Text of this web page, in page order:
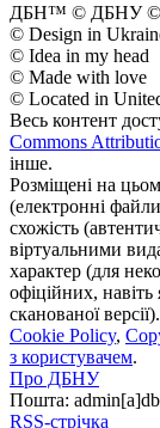
ДБН™ © ДБНУ ©
© Design in
© Idea in my head
© Made with love
© Located in
Весь контент
Commons
інше.
Розміщені на
(електронні
схожість
віртуальними
характер (для
офіційних,
сканованої версії).
Cookie Policy,
з користувачем.
Про ДБНУ
Пошта:
RSS-стрічка